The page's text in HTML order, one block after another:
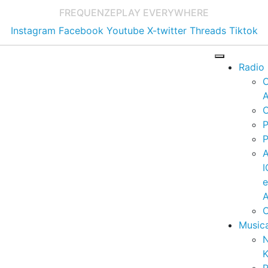
FREQUENZEPLAY EVERYWHERE
Instagram Facebook Youtube X-twitter Threads Tiktok
Radio
e